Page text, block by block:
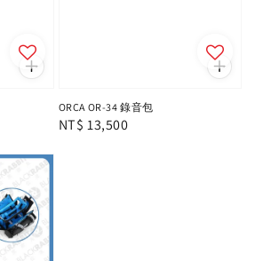
ORCA OR-34 錄音包
Regular
NT$ 13,500